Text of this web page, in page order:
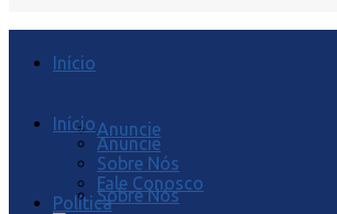
Início
Anuncie
Sobre Nós
Início
Anuncie
Sobre Nós
Fale Conosco
Política